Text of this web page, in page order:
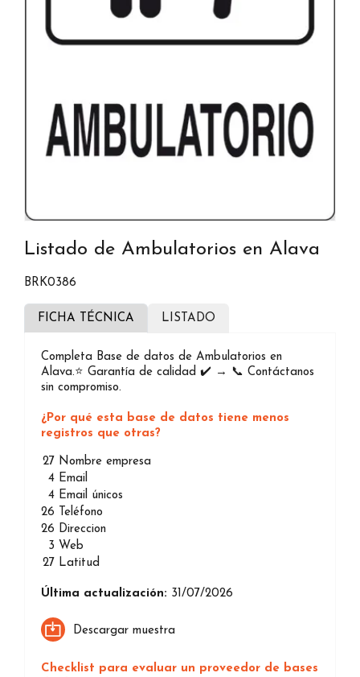
Listado de Ambulatorios en Alava
BRK0386
FICHA TÉCNICA LISTADO
Completa Base de datos de Ambulatorios en
Alava.⭐️ Garantía de calidad ✔️ → 📞 Contáctanos
sin compromiso.
¿Por qué esta base de datos tiene menos
registros que otras?
27 Nombre empresa
4 Email
4 Email únicos
26 Teléfono
26 Direccion
3 Web
27 Latitud
Última actualización: 31/07/2026
Descargar muestra
Checklist para evaluar un proveedor de bases